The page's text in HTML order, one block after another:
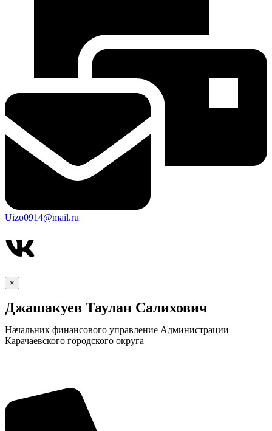
Uizo0914@mail.ru
×
Джашакуев Таулан Салихович
Начальник финансового управление Администрации
Карачаевского городского округа